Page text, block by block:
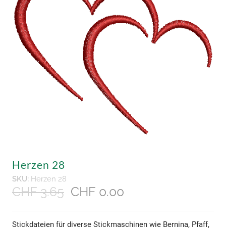
Herzen 28
SKU: Herzen 28
CHF 3.65 CHF 0.00
Stickdateien für diverse Stickmaschinen wie Bernina, Pfaff,